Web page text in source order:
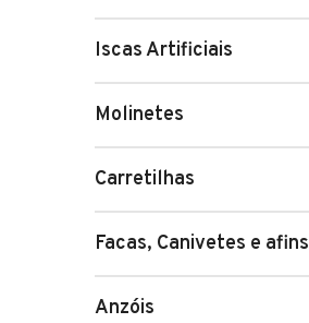
Iscas Artificiais
Molinetes
Carretilhas
Facas, Canivetes e afins
Anzóis